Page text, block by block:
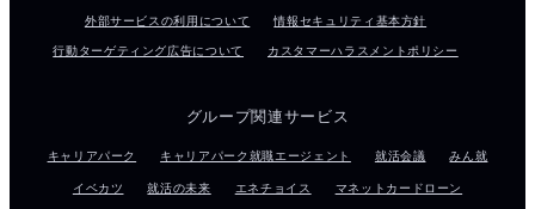
外部サービスの利用について 情報セキュリティ基本方針
行動ターゲティング広告について カスタマーハラスメントポリシー